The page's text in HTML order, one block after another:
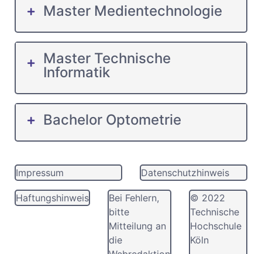
Master Medientechnologie
Master Technische
Informatik
Bachelor Optometrie
Impressum Datenschutzhinweis
Haftungshinweis
Bei Fehlern,
bitte
Mitteilung an
die
© 2022
Technische
Hochschule
Köln